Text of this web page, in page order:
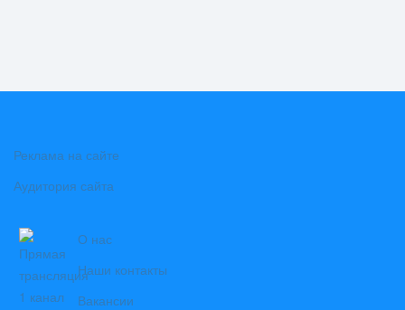
Реклама на сайте
Аудитория сайта
О нас
Наши контакты
Вакансии